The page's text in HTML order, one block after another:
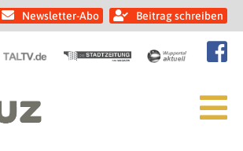
Newsletter-Abo Beitrag schreiben